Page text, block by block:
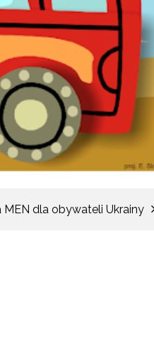
dla obywateli Ukrainy